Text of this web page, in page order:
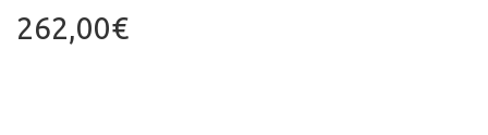
262,00€